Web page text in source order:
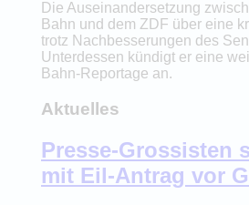
Die Auseinandersetzung
Bahn und dem ZDF über eine
trotz Nachbesserungen des
Unterdessen kündigt er eine
Bahn-Reportage an.
Aktuelles
Presse-Grossisten
mit Eil-Antrag vor